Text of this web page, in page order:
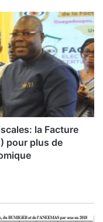
la Facture
pour plus de